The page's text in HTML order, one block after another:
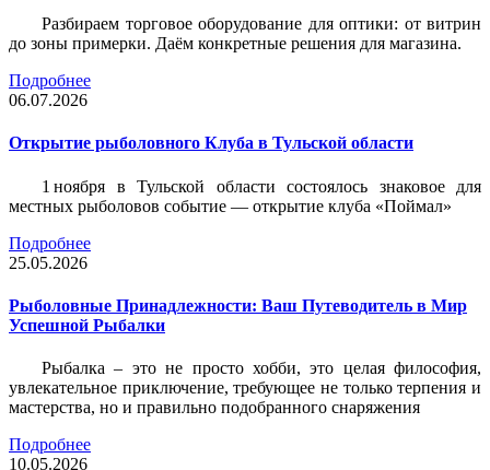
Разбираем торговое оборудование для оптики: от витрин
до зоны примерки. Даём конкретные решения для магазина.
Подробнее
06.07.2026
Открытие рыболовного Клуба в Тульской области
1 ноября в Тульской области состоялось знаковое для
местных рыболовов событие — открытие клуба «Поймал»
Подробнее
25.05.2026
Рыболовные Принадлежности: Ваш Путеводитель в Мир
Успешной Рыбалки
Рыбалка – это не просто хобби, это целая философия,
увлекательное приключение, требующее не только терпения и
мастерства, но и правильно подобранного снаряжения
Подробнее
10.05.2026